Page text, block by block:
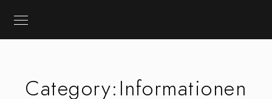
Category:Informationen